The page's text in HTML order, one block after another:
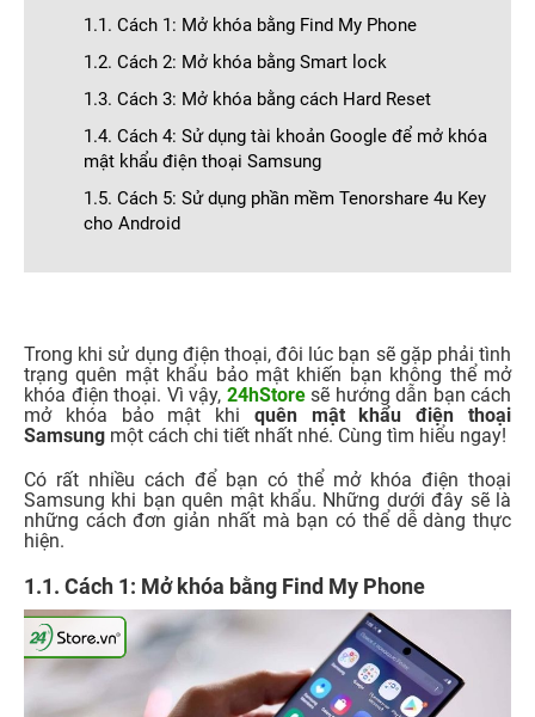
1.1. Cách 1: Mở khóa bằng Find My Phone
1.2. Cách 2: Mở khóa bằng Smart lock
1.3. Cách 3: Mở khóa bằng cách Hard Reset
1.4. Cách 4: Sử dụng tài khoản Google để mở khóa
mật khẩu điện thoại Samsung
1.5. Cách 5: Sử dụng phần mềm Tenorshare 4u Key
cho Android
Trong khi sử dụng điện thoại, đôi lúc bạn sẽ gặp phải tình
trạng quên mật khẩu bảo mật khiến bạn không thể mở
khóa điện thoại. Vì vậy, 24hStore sẽ hướng dẫn bạn cách
mở khóa bảo mật khi quên mật khẩu điện thoại
Samsung một cách chi tiết nhất nhé. Cùng tìm hiểu ngay!
Có rất nhiều cách để bạn có thể mở khóa điện thoại
Samsung khi bạn quên mật khẩu. Những dưới đây sẽ là
những cách đơn giản nhất mà bạn có thể dễ dàng thực
hiện.
1.1. Cách 1: Mở khóa bằng Find My Phone